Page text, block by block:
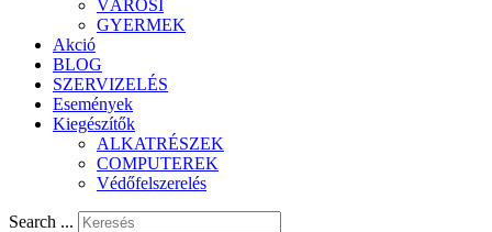
VÁROSI
GYERMEK
Akció
BLOG
SZERVIZELÉS
Események
Kiegészítők
ALKATRÉSZEK
COMPUTEREK
Védőfelszerelés
Search ...